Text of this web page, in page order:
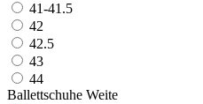
41-41.5
42
42.5
43
44
Ballettschuhe Weite